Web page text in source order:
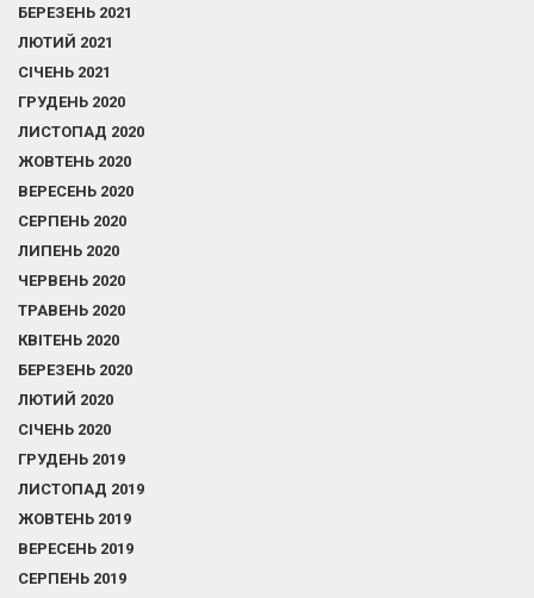
БЕРЕЗЕНЬ 2021
ЛЮТИЙ 2021
СІЧЕНЬ 2021
ГРУДЕНЬ 2020
ЛИСТОПАД 2020
ЖОВТЕНЬ 2020
ВЕРЕСЕНЬ 2020
СЕРПЕНЬ 2020
ЛИПЕНЬ 2020
ЧЕРВЕНЬ 2020
ТРАВЕНЬ 2020
КВІТЕНЬ 2020
БЕРЕЗЕНЬ 2020
ЛЮТИЙ 2020
СІЧЕНЬ 2020
ГРУДЕНЬ 2019
ЛИСТОПАД 2019
ЖОВТЕНЬ 2019
ВЕРЕСЕНЬ 2019
СЕРПЕНЬ 2019